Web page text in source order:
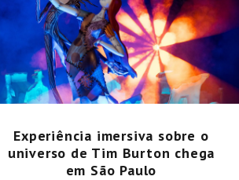
Experiência imersiva sobre o
universo de Tim Burton chega
em São Paulo